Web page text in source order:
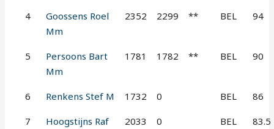
4
Goossens Roel
Mm
2352 2299 ** BEL 94
5
Persoons Bart
Mm
1781 1782 ** BEL 90
6 Renkens Stef M 1732 0 BEL 86
7
Hoogstijns Raf
2033 0 BEL 83.5